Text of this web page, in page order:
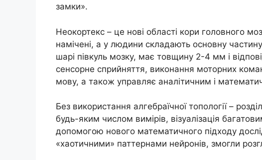
замки».
Неокортекс – це нові області кори головного
намічені, а у людини складають основну
шарі півкуль мозку, має товщину 2-4 мм і
сенсорне сприйняття, виконання моторних
мову, а також управляє аналітичним і
Без використання алгебраїчної топології –
будь-яким числом вимірів, візуалізація
допомогою нового математичного підходу
«хаотичними» паттернами нейронів, змогли